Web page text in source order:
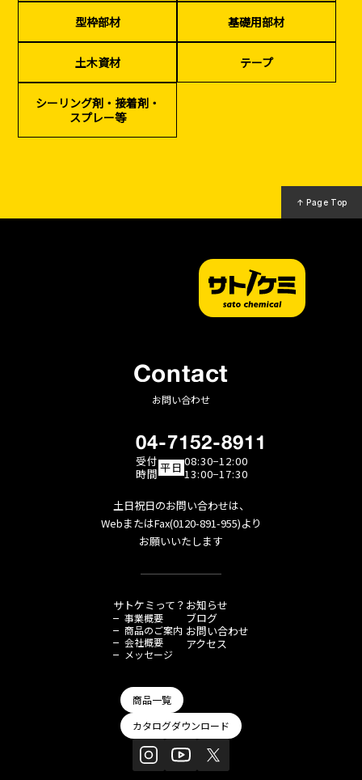
（リサイクル）
型枠部材 基礎用部材
土木資材 テープ
シーリング剤・接着剤・
スプレー等
↑ Page Top
Contact
お問い合わせ
04-7152-8911
受付
時間平日 08:30−12:00
13:00−17:30
土日祝日のお問い合わせは、
WebまたはFax(0120-891-955)より
お願いいたします
サトケミって？
事業概要
商品のご案内
会社概要
メッセージ
お知らせ
ブログ
お問い合わせ
アクセス
商品一覧
カタログダウンロード